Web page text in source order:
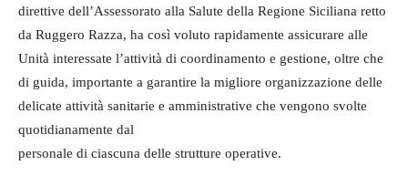
direttive dell’Assessorato alla Salute della Regione Siciliana retto
da Ruggero Razza, ha così voluto rapidamente assicurare alle
Unità interessate l’attività di coordinamento e gestione, oltre che
di guida, importante a garantire la migliore organizzazione delle
delicate attività sanitarie e amministrative che vengono svolte
quotidianamente dal
personale di ciascuna delle strutture operative.